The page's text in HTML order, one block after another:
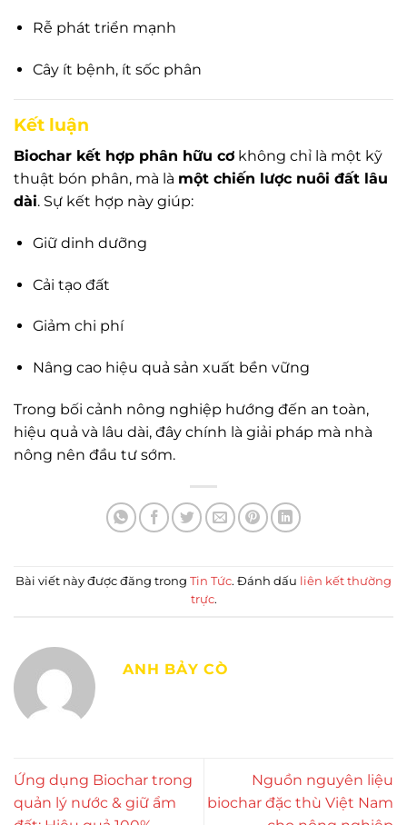
Rễ phát triển mạnh
Cây ít bệnh, ít sốc phân
Kết luận
Biochar kết hợp phân hữu cơ không chỉ là một kỹ
thuật bón phân, mà là một chiến lược nuôi đất lâu
dài. Sự kết hợp này giúp:
Giữ dinh dưỡng
Cải tạo đất
Giảm chi phí
Nâng cao hiệu quả sản xuất bền vững
Trong bối cảnh nông nghiệp hướng đến an toàn,
hiệu quả và lâu dài, đây chính là giải pháp mà nhà
nông nên đầu tư sớm.
Bài viết này được đăng trong Tin Tức. Đánh dấu liên kết thường
trực.
ANH BẢY CÒ
Ứng dụng Biochar trong
quản lý nước & giữ ẩm
Nguồn nguyên liệu
biochar đặc thù Việt Nam